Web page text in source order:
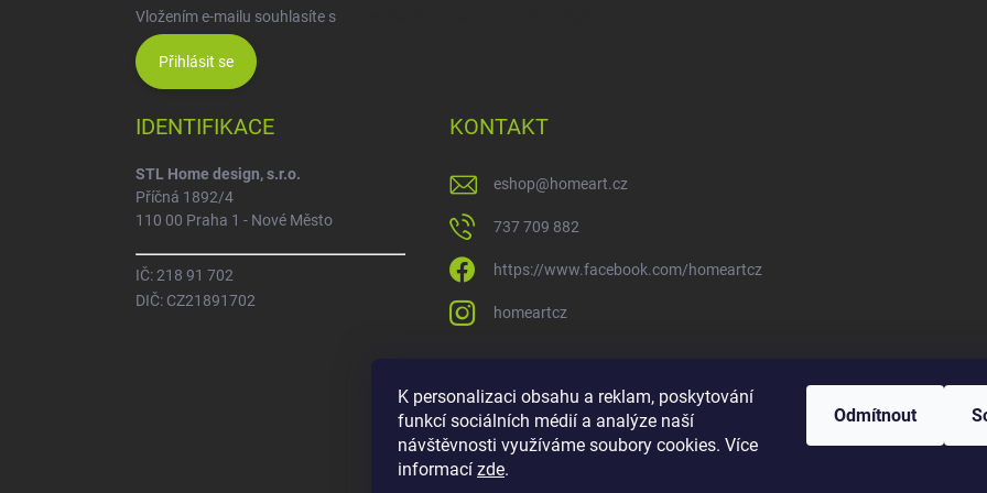
K personalizaci obsahu a reklam, poskytování
funkcí sociálních médií a analýze naší
návštěvnosti využíváme soubory cookies. Více
informací zde.
Odmítnout
Vložením e-mailu souhlasíte s
Přihlásit se
IDENTIFIKACE
STL Home design, s.r.o.
Příčná 1892/4
110 00 Praha 1 - Nové Město
IČ: 218 91 702
DIČ: CZ21891702
KONTAKT
eshop@homeart.cz
737 709 882
https://www.facebook.com/homeartcz
homeartcz